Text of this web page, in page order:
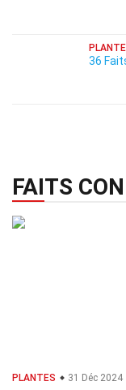
36
FAITS
PLANTES 31 Déc 2024